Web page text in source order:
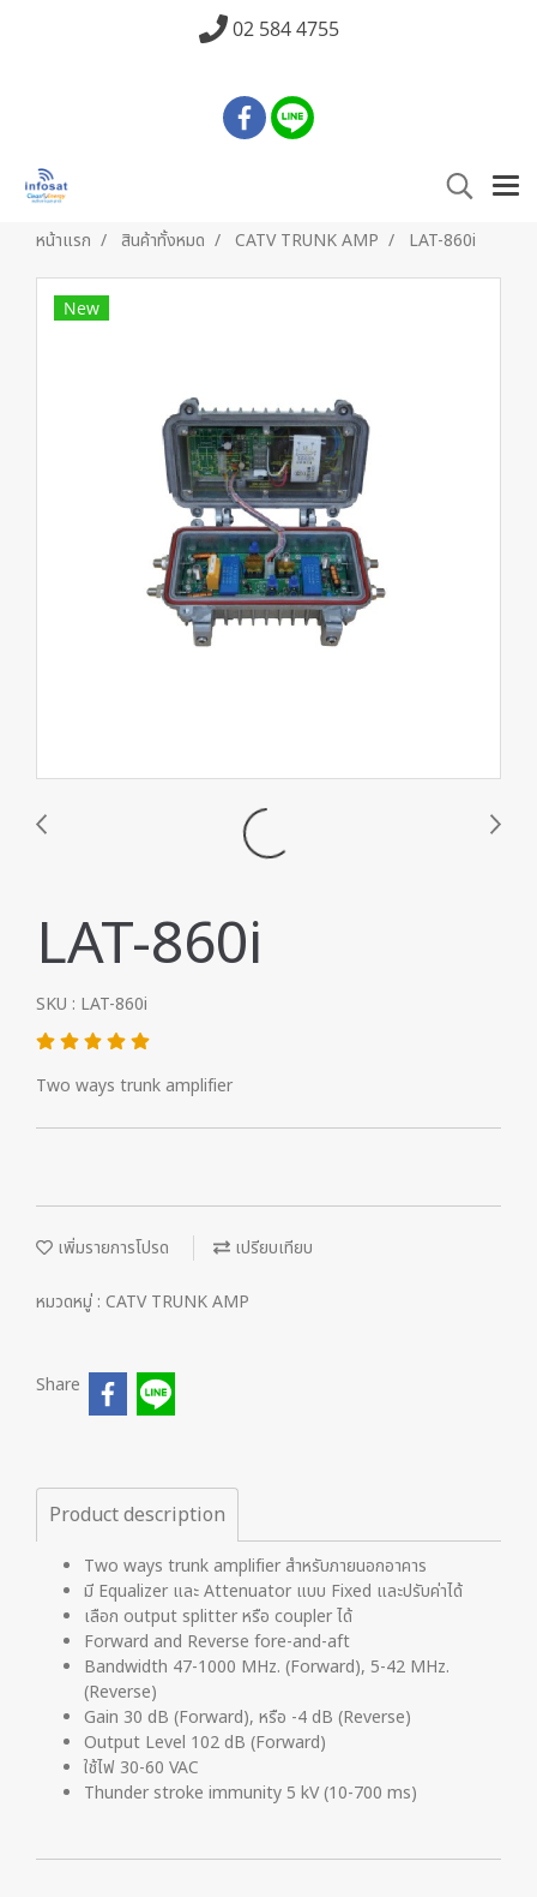
02 584 4755
หน้าแรก สินค้าทั้งหมด CATV TRUNK AMP LAT-860i
New
LAT-860i
SKU : LAT-860i
Two ways trunk amplifier
เพิ่มรายการโปรด เปรียบเทียบ
หมวดหมู่ : CATV TRUNK AMP
Share
Product description
Two ways trunk amplifier สำหรับภายนอกอาคาร
มี Equalizer และ Attenuator แบบ Fixed และปรับค่าได้
เลือก output splitter หรือ coupler ได้
Forward and Reverse fore-and-aft
Bandwidth 47-1000 MHz. (Forward), 5-42 MHz.
(Reverse)
Gain 30 dB (Forward), หรือ -4 dB (Reverse)
Output Level 102 dB (Forward)
ใช้ไฟ 30-60 VAC
Thunder stroke immunity 5 kV (10-700 ms)